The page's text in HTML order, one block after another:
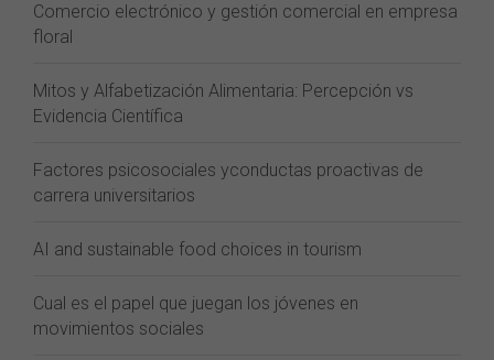
Comercio electrónico y gestión comercial en empresa
floral
Mitos y Alfabetización Alimentaria: Percepción vs
Evidencia Científica
Factores psicosociales yconductas proactivas de
carrera universitarios
AI and sustainable food choices in tourism
Cual es el papel que juegan los jóvenes en
movimientos sociales